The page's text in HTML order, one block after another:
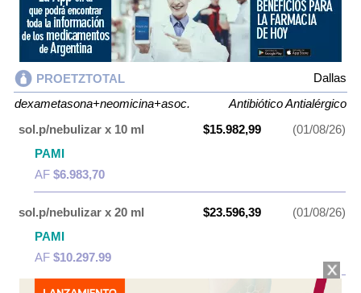
PROETZTOTAL
Dallas
dexametasona+neomicina+asoc.
Antibiótico Antialérgico
sol.p/nebulizar x 10 ml
$15.982,99
(01/08/26)
PAMI
AF $6.983,70
sol.p/nebulizar x 20 ml $23.596,39
(01/08/26)
PAMI
AF $10.297,99